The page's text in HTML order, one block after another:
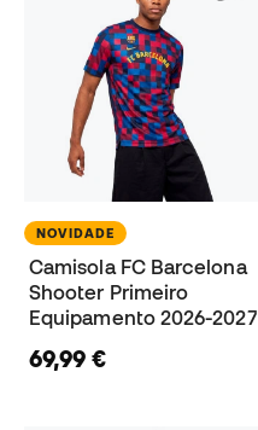
NOVIDADE
Camisola FC Barcelona
Shooter Primeiro
Equipamento 2026-2027
69,99 €